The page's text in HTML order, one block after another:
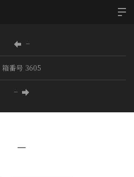
−
箱番号 3605
−
−